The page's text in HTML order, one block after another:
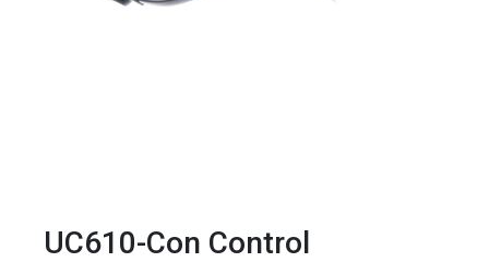
UC610-Con Control